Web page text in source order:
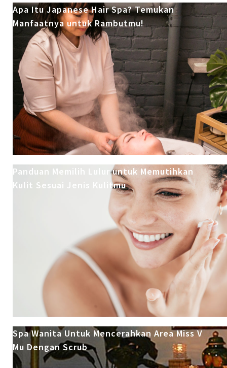
Apa Itu Japanese Hair Spa? Temukan
Manfaatnya untuk Rambutmu!
Panduan Memilih Lulur untuk Memutihkan
Kulit Sesuai Jenis Kulitmu
Spa Wanita Untuk Mencerahkan Area Miss V
Mu Dengan Scrub